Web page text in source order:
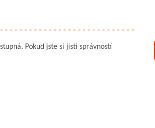
Pokud jste si jisti správností